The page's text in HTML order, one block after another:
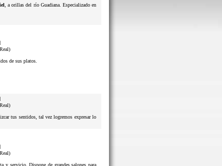
, a orillas del río Guadiana. Especializado en
de sus platos.
tus sentidos, tal vez logremos expresar lo
y servicio. Dispone de grandes salones para